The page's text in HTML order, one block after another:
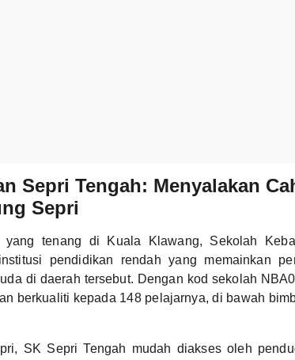
Sepri Tengah: Menyalakan
Sepri
yang tenang di Kuala Klawang, Sekolah
pendidikan rendah yang memainkan
di daerah tersebut. Dengan kod sekolah
berkualiti kepada 148 pelajarnya, di bawah
SK Sepri Tengah mudah diakses oleh